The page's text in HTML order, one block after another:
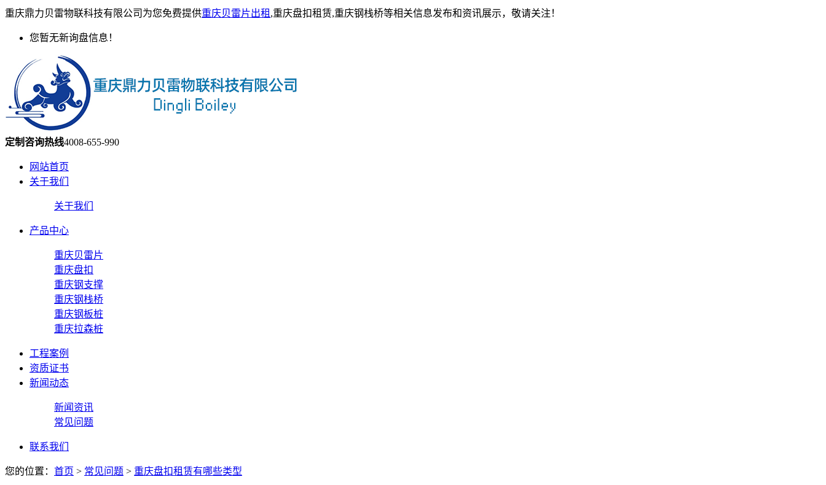
重庆鼎力贝雷物联科技有限公司为您免费提供重庆贝雷片出租 ,重庆盘扣租赁,重庆钢栈桥等相关信息发布和资讯展示，敬请关注！
您暂无新询盘信息！
定制咨询热线4008-655-990
网站首页
关于我们
关于我们
产品中心
重庆贝雷片
重庆盘扣
重庆钢支撑
重庆钢栈桥
重庆钢板桩
重庆拉森桩
工程案例
资质证书
新闻动态
新闻资讯
常见问题
联系我们
您的位置： 首页 > 常见问题 > 重庆盘扣租赁有哪些类型